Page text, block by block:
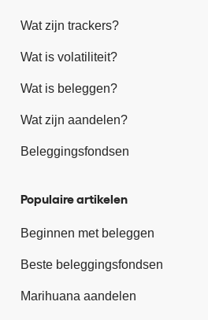
Wat zijn trackers?
Wat is volatiliteit?
Wat is beleggen?
Wat zijn aandelen?
Beleggingsfondsen
Populaire artikelen
Beginnen met beleggen
Beste beleggingsfondsen
Marihuana aandelen